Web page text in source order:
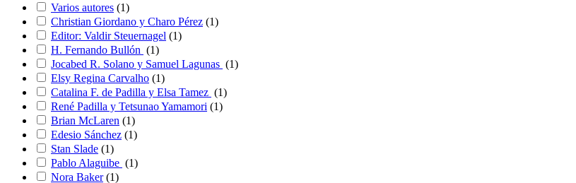
Varios autores (1)
Christian Giordano y Charo Pérez (1)
Editor: Valdir Steuernagel (1)
H. Fernando Bullón (1)
Jocabed R. Solano y Samuel Lagunas (1)
Elsy Regina Carvalho (1)
Catalina F. de Padilla y Elsa Tamez (1)
René Padilla y Tetsunao Yamamori (1)
Brian McLaren (1)
Edesio Sánchez (1)
Stan Slade (1)
Pablo Alaguibe (1)
Nora Baker (1)